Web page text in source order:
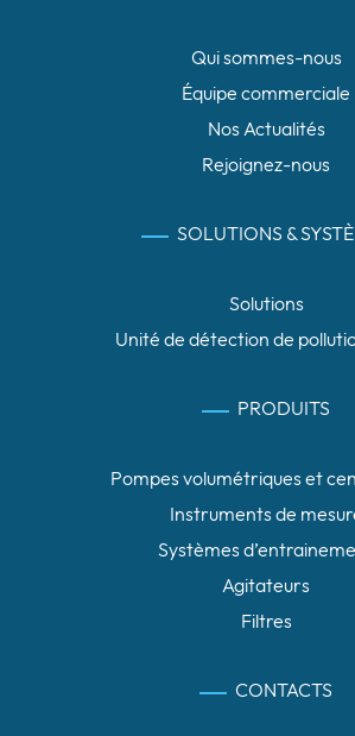
Qui sommes-nous
Équipe commerciale
Nos Actualités
Rejoignez-nous
SOLUTIONS &
Solutions
Unité de détection de
PRODUITS
Pompes volumétriques et
Instruments de
Systèmes
Agitateurs
Filtres
CONTACTS